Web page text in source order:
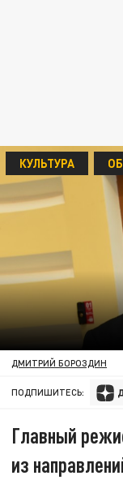
КУЛЬТУРА
ДМИТРИЙ БОРОЗДИН
ПОДПИШИТЕСЬ:
Главный
из